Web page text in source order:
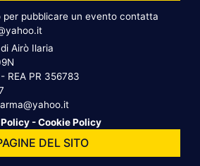
per pubblicare un evento contatta
Airò Ilaria
REA PR 356783
-Cookie Policy
DEL SITO